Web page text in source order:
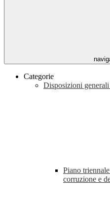
Categorie
Disposizioni generali
Piano
corruzione e